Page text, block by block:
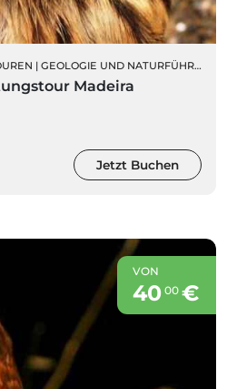
| GEOLOGIE UND NATURFÜHRUNGEN
Madeira
Jetzt Buchen
VON
40 00€